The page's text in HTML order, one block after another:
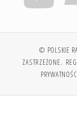
© POLSKIE
ZASTRZEŻONE.